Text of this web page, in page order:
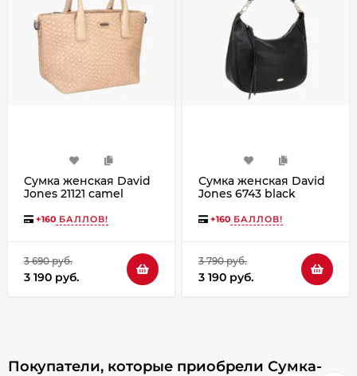
Сумка женская David
Jones 21121 camel
+160 БАЛЛОВ!
3 690 руб.
3 190 руб.
Сумка женская David
Jones 6743 black
+160 БАЛЛОВ!
3 790 руб.
3 190 руб.
Покупатели, которые приобрели Сумка-